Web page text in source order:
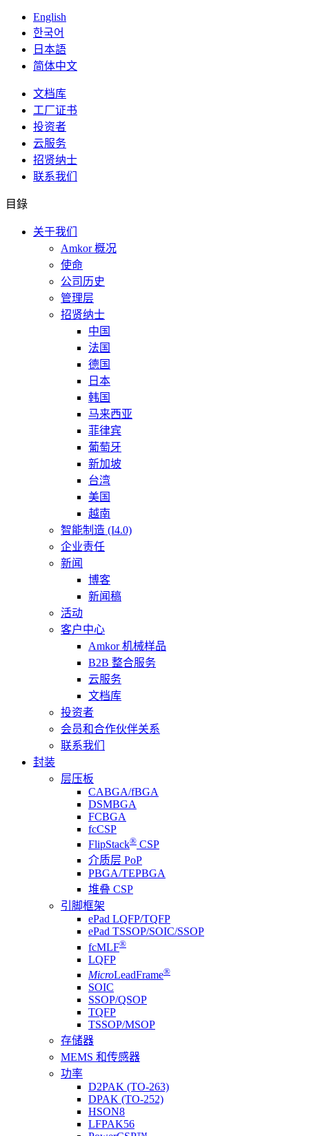
English
한국어
日本語
简体中文
文档库
工厂证书
投资者
云服务
招贤纳士
联系我们
目錄
关于我们
Amkor 概况
使命
公司历史
管理层
招贤纳士
中国
法国
德国
日本
韩国
马来西亚
菲律宾
葡萄牙
新加坡
台湾
美国
越南
智能制造 (I4.0)
企业责任
新闻
博客
新闻稿
活动
客户中心
Amkor 机械样品
B2B 整合服务
云服务
文档库
投资者
会员和合作伙伴关系
联系我们
封装
层压板
CABGA/fBGA
DSMBGA
FCBGA
fcCSP
FlipStack® CSP
介质层 PoP
PBGA/TEPBGA
堆叠 CSP
引脚框架
ePad LQFP/TQFP
ePad TSSOP/SOIC/SSOP
fcMLF®
LQFP
MicroLeadFrame®
SOIC
SSOP/QSOP
TQFP
TSSOP/MSOP
存储器
MEMS 和传感器
功率
D2PAK (TO-263)
DPAK (TO-252)
HSON8
LFPAK56